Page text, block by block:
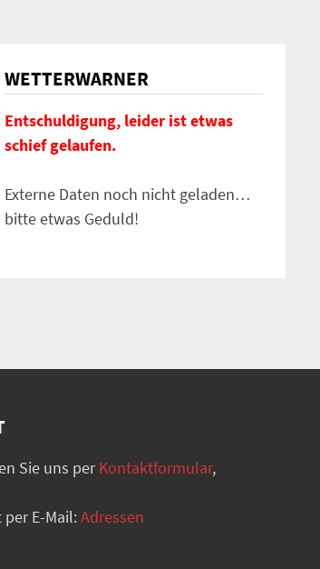
WETTERWARNER
Entschuldigung, leider ist etwas
schief gelaufen.
Externe Daten noch nicht geladen…
bitte etwas Geduld!
Sie uns perKontaktformular,
E-Mail:Adressen